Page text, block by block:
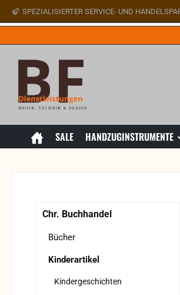
Hauptinhalt springen
Zur Suche springen
Zur Hauptnavigation springen
SPEZIALISIERTER SERVICE- UND
SALE HANDZUGINSTRUMENTE
Chr. Buchhandel
Bücher
Kinderartikel
Kindergeschichten